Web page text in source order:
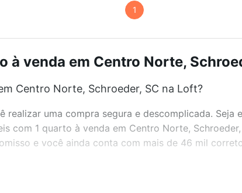
1
à venda em Centro Norte,
Centro Norte, Schroeder, SC na Loft?
uma compra segura e descomplicada.
com 1 quarto à venda em Centro Norte,
e você ainda conta com mais de 46 mil